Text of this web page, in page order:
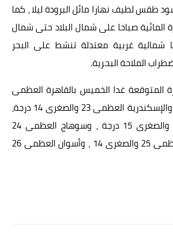
طقس لطيف نهارا مائل البرودة ليلا ، كما
المائية صباحا على شمال البلاد حتى شمال
شمالية غربية معتدلة تنشط على البحر
الملاحة البحرية.
المتوقعة غدا الخميس بالقاهرة العظمى
24 والصغرى 16 درجة، والإسكندرية العظمى 23 والصغرى 14 درجة،
ومطروح العظمى 22 والصغرى 15 درجة ، وسوهاج العظمى 24
والصغرى 13، وقنا العظمى 25 والصغرى 14 ، وأسوان العظمى 26